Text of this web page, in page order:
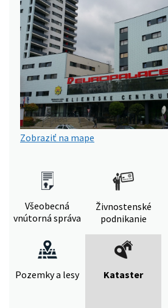
Zobraziť na mape
Všeobecná
vnútorná správa
Živnostenské
podnikanie
Pozemky a lesy Kataster